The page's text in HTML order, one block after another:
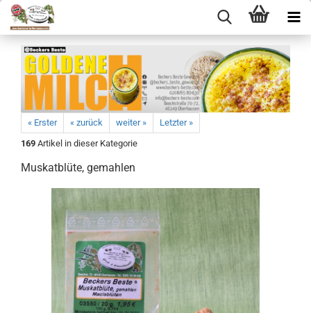
« Erster « zurück weiter »
Letzter »
169 Artikel in dieser Kategorie
Muskatblüte, gemahlen